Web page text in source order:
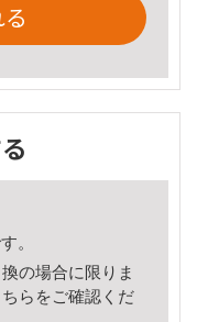
。
の場合に限りま
ら をご確認くだ